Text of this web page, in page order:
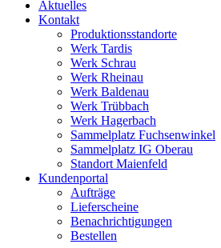
Aktuelles
Kontakt
Produktionsstandorte
Werk Tardis
Werk Schrau
Werk Rheinau
Werk Baldenau
Werk Trübbach
Werk Hagerbach
Sammelplatz Fuchsenwinkel
Sammelplatz IG Oberau
Standort Maienfeld
Kundenportal
Aufträge
Lieferscheine
Benachrichtigungen
Bestellen